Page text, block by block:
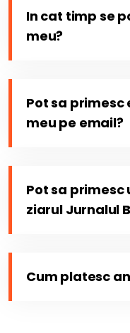
In cat timp se
meu?
Pot sa
meu pe email?
Pot sa primesc
ziarul Jurnalul
Cum platesc